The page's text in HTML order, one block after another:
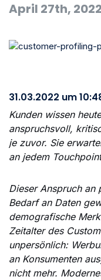
April 27th, 2022
31.03.2022 um
Kunden wissen
anspruchsvoll,
je zuvor. Sie
an jedem
Dieser Anspruch an
Bedarf an Daten
demografische
Zeitalter des
unpersönlich:
an Konsumenten
nicht mehr.